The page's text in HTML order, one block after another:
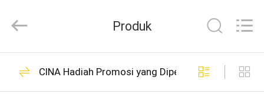
RUMAH
Garment
Accessories
All
Reserved.
Custom Clothing
291
Produk
CINA Hadiah Promosi yang Dipersonalisasi